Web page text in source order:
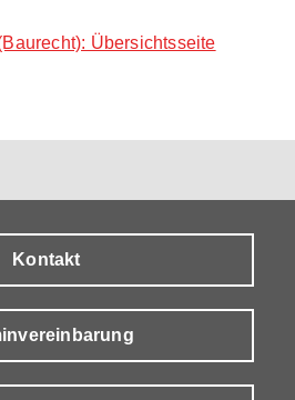
Übersichtsseite
Kontakt